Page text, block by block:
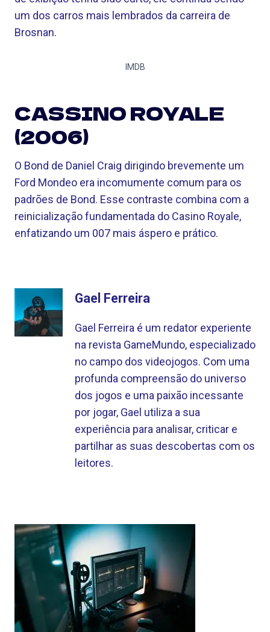
um dos carros mais lembrados da carreira de
Brosnan.
IMDB
CASSINO ROYALE
(2006)
O Bond de Daniel Craig dirigindo brevemente um
Ford Mondeo era incomumente comum para os
padrões de Bond. Esse contraste combina com a
reinicialização fundamentada do Casino Royale,
enfatizando um 007 mais áspero e prático.
Gael Ferreira
Gael Ferreira é um redator experiente
na revista GameMundo, especializado
no campo dos videojogos. Com uma
profunda compreensão do universo
dos jogos e uma paixão incessante
por jogar, Gael utiliza a sua
experiência para analisar, criticar e
partilhar as suas descobertas com os
leitores.